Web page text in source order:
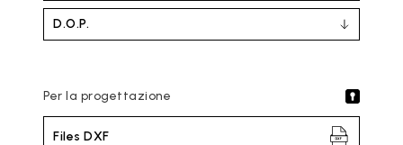
D.O.P.
Per la progettazione
Files DXF